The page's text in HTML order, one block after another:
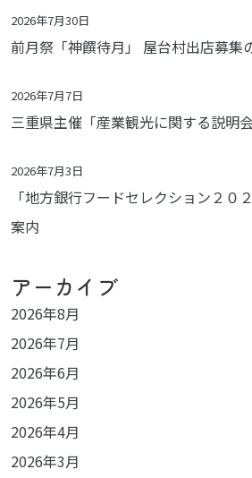
前月祭「神饌待月」 屋台村出店募集
2026年7月30日
三重県主催「産業観光に関する説明
2026年7月7日
「地方銀行フードセレクション２０
案内
2026年7月3日
アーカイブ
2026年8月
2026年7月
2026年6月
2026年5月
2026年4月
2026年3月